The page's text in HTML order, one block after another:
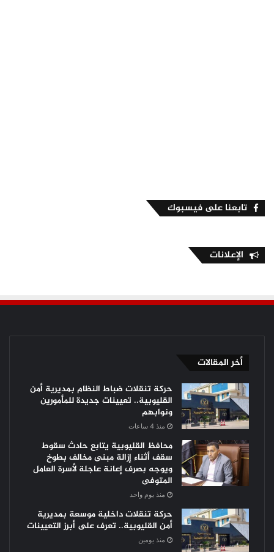
تابعنا على فيسبوك
الإعلانات
أخر المقالات
حركة تنقلات ضباط النظام بمديرية أمن
القليوبية.. تعيينات جديدة للمأمورين
ونوابهم
منذ 4 ساعات
محافظ القليوبية يتابع حادث سقوط
سقف أثناء إزالة مبنى مخالف بطوخ
ويوجه بصرف إعانة عاجلة لأسرة العامل
المتوفى
منذ يوم واحد
حركة تنقلات داخلية موسعة بمديرية
أمن القليوبية.. تعرف على أبرز التعيينات
منذ يومين